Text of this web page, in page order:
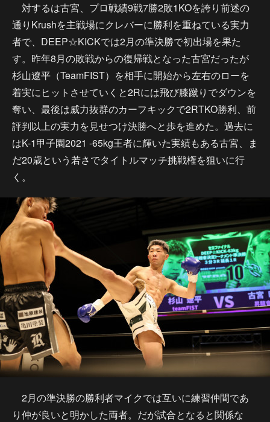
対するは古宮、プロ戦績9戦7勝2敗1KOを誇り前述の
通りKrushを主戦場にクレバーに勝利を重ねている実力
者で、DEEP☆KICKでは2月の準決勝で初出場を果た
す。昨年8月の敗戦からの復帰戦となった古宮だったが
杉山遼平（TeamFIST）を相手に開始から左右のローを
着実にヒットさせていくと2Rには飛び膝蹴りでダウンを
奪い、最後は威力抜群のカーフキックで2RTKO勝利、前
評判以上の実力を見せつけ決勝へと歩を進めた。過去に
はK-1甲子園2021 -65kg王者に輝いた実績もある古宮、ま
だ20歳という若さでタイトルマッチ挑戦権を狙いに行
く。
2月の準決勝の勝利者マイクでは互いに練習仲間であ
り仲が良いと明かした両者。だが試合となると関係な